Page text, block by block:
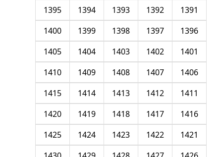
1391
1392
1393
1394
1395
1396
1397
1398
1399
1400
1401
1402
1403
1404
1405
1406
1407
1408
1409
1410
1411
1412
1413
1414
1415
1416
1417
1418
1419
1420
1421
1422
1423
1424
1425